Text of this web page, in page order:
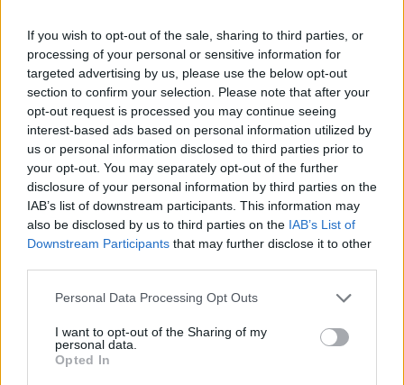
If you wish to opt-out of the sale, sharing to third parties, or
processing of your personal or sensitive information for
targeted advertising by us, please use the below opt-out
section to confirm your selection. Please note that after your
opt-out request is processed you may continue seeing
interest-based ads based on personal information utilized by
us or personal information disclosed to third parties prior to
your opt-out. You may separately opt-out of the further
disclosure of your personal information by third parties on the
IAB’s list of downstream participants. This information may
also be disclosed by us to third parties on the IAB’s List of
Downstream Participants that may further disclose it to other
Personal Data Processing Opt Outs
I want to opt-out of the Sharing of my
personal data.
Opted In
della trasformazione digitale come ostacoli all’adozione,
rivelando un’opportunità per le piccole imprese di cogliere le
opportunità chiave con le piattaforme digitali.
“Abbiamo voluto esplorare argomenti attuali che hanno un impatto
sulla nostra comunità SOLIDWORKS e 3DEXPERIENCE Works. Le
tendenze emerse da questo sondaggio evidenziano i vantaggi unici
che le piccole imprese ottengono diventando più agili, innovative,
responsabilizzate e collaborative”, h
a dichiaratoGian Paolo Bassi,Senior Vice President,
3DEXPERIENCE Works, Dassault Systèmes.“Le nostre applicazioni
Works sulla piattaforma 3DEXPERIENCE, consentono a questa
comunità di sfruttare la potenza dei gemelli virtuali per raggiungere